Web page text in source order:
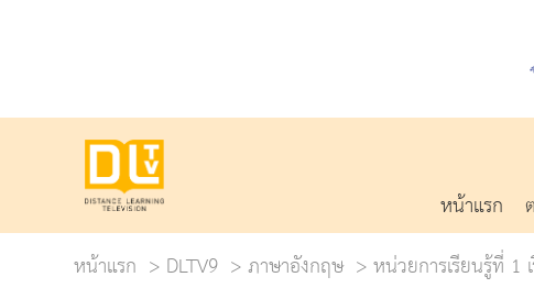
หน้าแรก
หน้าแรก
DLTV9 ภาษาอังกฤษ หน่วยการเรียนรู้ที่ 1